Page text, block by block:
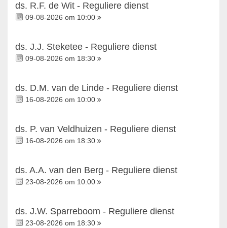
ds. R.F. de Wit - Reguliere dienst
09-08-2026 om 10:00
ds. J.J. Steketee - Reguliere dienst
09-08-2026 om 18:30
ds. D.M. van de Linde - Reguliere dienst
16-08-2026 om 10:00
ds. P. van Veldhuizen - Reguliere dienst
16-08-2026 om 18:30
ds. A.A. van den Berg - Reguliere dienst
23-08-2026 om 10:00
ds. J.W. Sparreboom - Reguliere dienst
23-08-2026 om 18:30